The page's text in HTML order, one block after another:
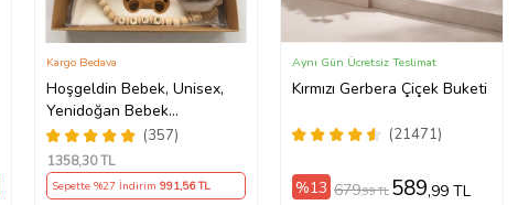
Hoşgeldin Bebek, Unisex,
Yenidoğan Bebek
Amigurumi İsimli Emzik
Askısı Hediye Seti
(357)
Kargo Bedava
1358,30 TL
Sepette %27 İndirim991,56 TL
Kırmızı Gerbera Çiçek Buketi
(21471)
Aynı Gün Ücretsiz Teslimat
%13 679,99 TL 589,99 TL